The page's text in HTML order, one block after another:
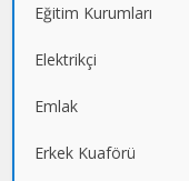
Eğitim Kurumları
Elektrikçi
Emlak
Erkek Kuaförü